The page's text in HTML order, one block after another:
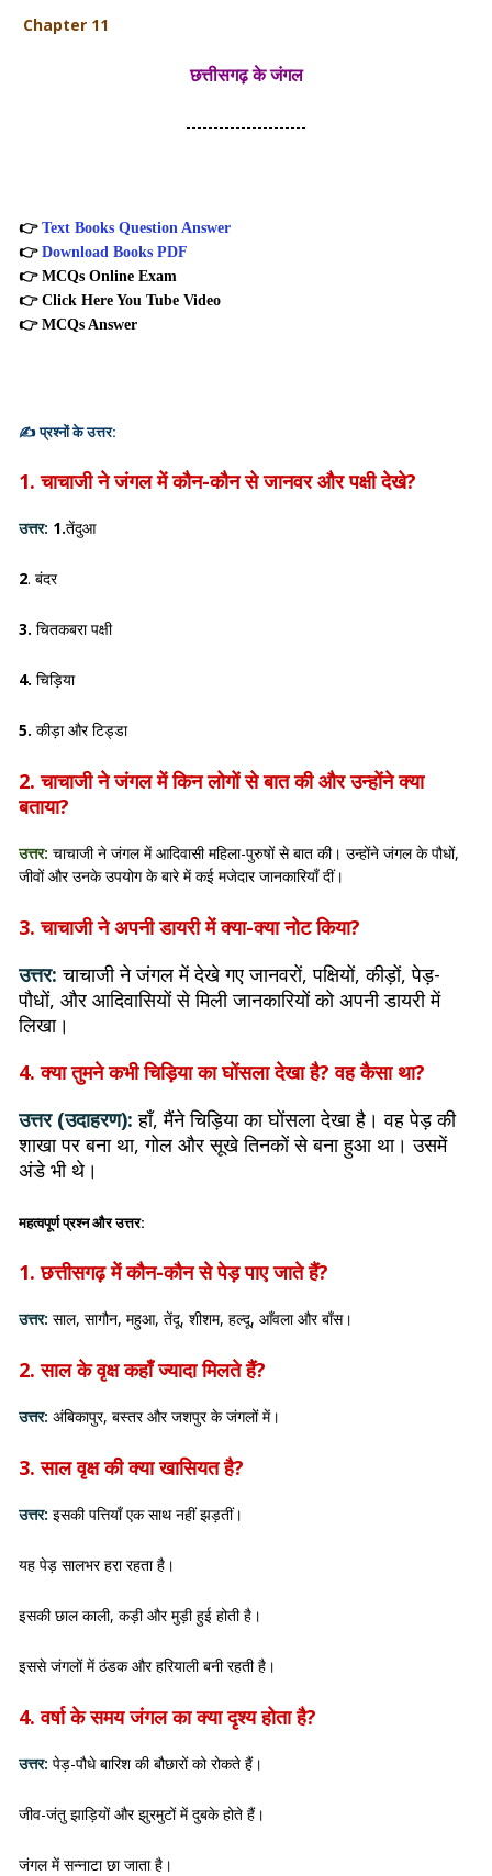
Chapter 11
छत्तीसगढ़ के जंगल
----------------------
👉 Text Books Question Answer
👉 Download Books PDF
👉MCQs Online Exam
👉Click Here You Tube Video
👉MCQs Answer
✍️प्रश्नों के उत्तर:
1. चाचाजी ने जंगल में कौन-कौन से जानवर और पक्षी देखे?
उत्तर: 1.तेंदुआ
2. बंदर
3. चितकबरा पक्षी
4. चिड़िया
5. कीड़ा और टिड्डा
2. चाचाजी ने जंगल में किन लोगों से बात की और उन्होंने क्या
बताया?
उत्तर: चाचाजी ने जंगल में आदिवासी महिला-पुरुषों से बात की। उन्होंने जंगल के पौधों,
जीवों और उनके उपयोग के बारे में कई मजेदार जानकारियाँ दीं।
3. चाचाजी ने अपनी डायरी में क्या-क्या नोट किया?
उत्तर: चाचाजी ने जंगल में देखे गए जानवरों, पक्षियों, कीड़ों, पेड़-
पौधों, और आदिवासियों से मिली जानकारियों को अपनी डायरी में
लिखा।
4. क्या तुमने कभी चिड़िया का घोंसला देखा है? वह कैसा था?
उत्तर (उदाहरण):हाँ, मैंने चिड़िया का घोंसला देखा है। वह पेड़ की
शाखा पर बना था, गोल और सूखे तिनकों से बना हुआ था। उसमें
अंडे भी थे।
महत्वपूर्ण प्रश्न और उत्तर:
1. छत्तीसगढ़ में कौन-कौन से पेड़ पाए जाते हैं?
उत्तर: साल, सागौन, महुआ, तेंदू, शीशम, हल्दू, आँवला और बाँस।
2. साल के वृक्ष कहाँ ज्यादा मिलते हैं?
उत्तर: अंबिकापुर, बस्तर और जशपुर के जंगलों में।
3. साल वृक्ष की क्या खासियत है?
उत्तर: इसकी पत्तियाँ एक साथ नहीं झड़तीं।
यह पेड़ सालभर हरा रहता है।
इसकी छाल काली, कड़ी और मुड़ी हुई होती है।
इससे जंगलों में ठंडक और हरियाली बनी रहती है।
4. वर्षा के समय जंगल का क्या दृश्य होता है?
उत्तर: पेड़-पौधे बारिश की बौछारों को रोकते हैं।
जीव-जंतु झाड़ियों और झुरमुटों में दुबके होते हैं।
जंगल में सन्नाटा छा जाता है।